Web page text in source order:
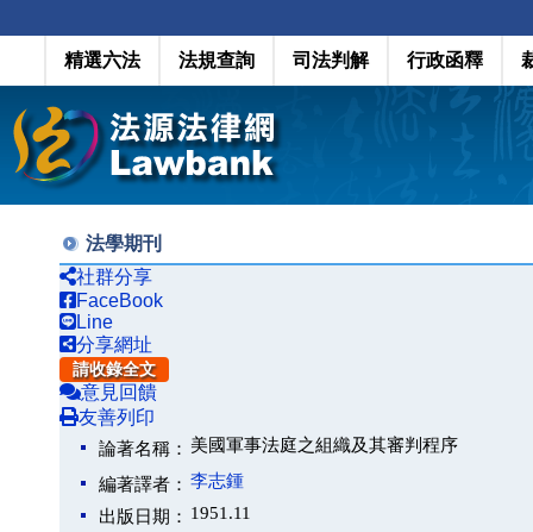
精選六法 法規查詢 司法判解 行政函釋
法學期刊
社群分享
FaceBook
Line
分享網址
請收錄全文
意見回饋
友善列印
論著名稱： 美國軍事法庭之組織及其審判程序
編著譯者： 李志鍾
出版日期： 1951.11